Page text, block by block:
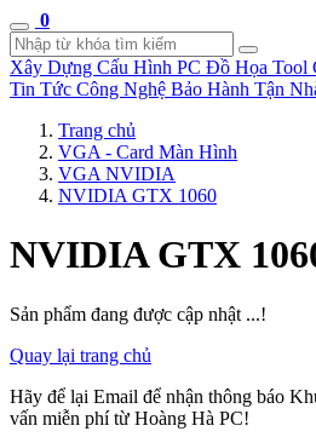
0
Xây Dựng Cấu Hình PC Đồ Họa Tool
Tin Tức Công Nghệ Bảo Hành Tận
Trang chủ
VGA - Card Màn Hình
VGA NVIDIA
NVIDIA GTX 1060
NVIDIA GTX
Sản phẩm đang được cập nhật ...!
Quay lại trang chủ
Hãy để lại Email để nhận thông báo
vấn miễn phí từ Hoàng Hà PC!